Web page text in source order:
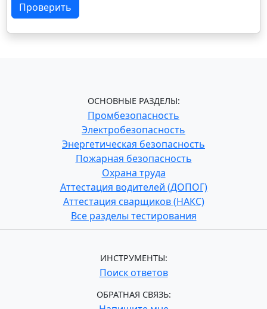
Проверить
ОСНОВНЫЕ РАЗДЕЛЫ:
Промбезопасность
Электробезопасность
Энергетическая безопасность
Пожарная безопасность
Охрана труда
Аттестация водителей (ДОПОГ)
Аттестация сварщиков (НАКС)
Все разделы тестирования
ИНСТРУМЕНТЫ:
Поиск ответов
ОБРАТНАЯ СВЯЗЬ: